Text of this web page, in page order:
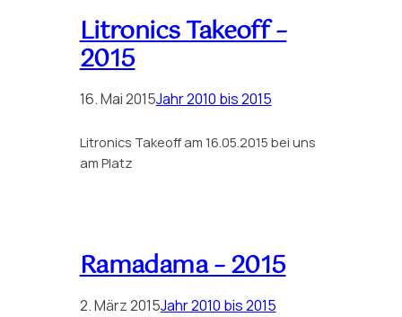
Litronics Takeoff –
2015
16. Mai 2015Jahr 2010 bis 2015
Litronics Takeoff am 16.05.2015 bei uns
am Platz
Ramadama – 2015
2. März 2015Jahr 2010 bis 2015